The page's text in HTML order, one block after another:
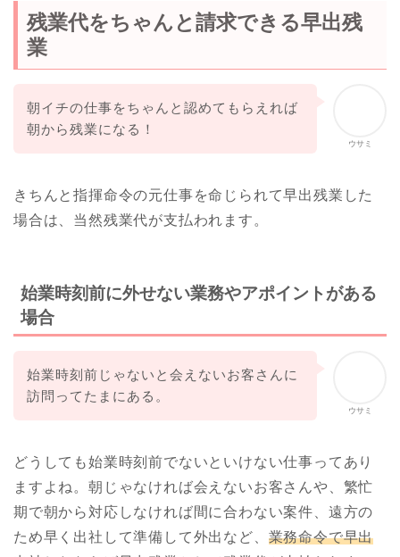
残業代をちゃんと請求できる早出残
業
ウサミ
朝イチの仕事をちゃんと認めてもらえれば
朝から残業になる！
きちんと指揮命令の元仕事を命じられて早出残業した
場合は、当然残業代が支払われます。
始業時刻前に外せない業務やアポイントがある
場合
ウサミ
始業時刻前じゃないと会えないお客さんに
訪問ってたまにある。
どうしても始業時刻前でないといけない仕事ってあり
ますよね。朝じゃなければ会えないお客さんや、繁忙
期で朝から対応しなければ間に合わない案件、遠方の
ため早く出社して準備して外出など、 業務命令で早出